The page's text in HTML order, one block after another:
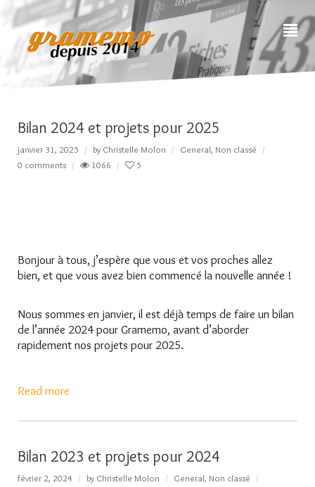
Bilan 2024 et projets pour 2025
janvier 31, 2025 by Christelle Molon General, Non classé
0 comments
1066 5
Bonjour à tous, j’espère que vous et vos proches allez
bien, et que vous avez bien commencé la nouvelle année !
Nous sommes en janvier, il est déjà temps de faire un bilan
de l’année 2024 pour Gramemo, avant d’aborder
rapidement nos projets pour 2025.
Read more
Bilan 2023 et projets pour 2024
février 2, 2024 by Christelle Molon General, Non classé